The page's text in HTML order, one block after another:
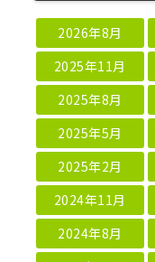
2026年8月
2025年11月
2025年8月
2025年5月
2025年2月
2024年11月
2024年8月